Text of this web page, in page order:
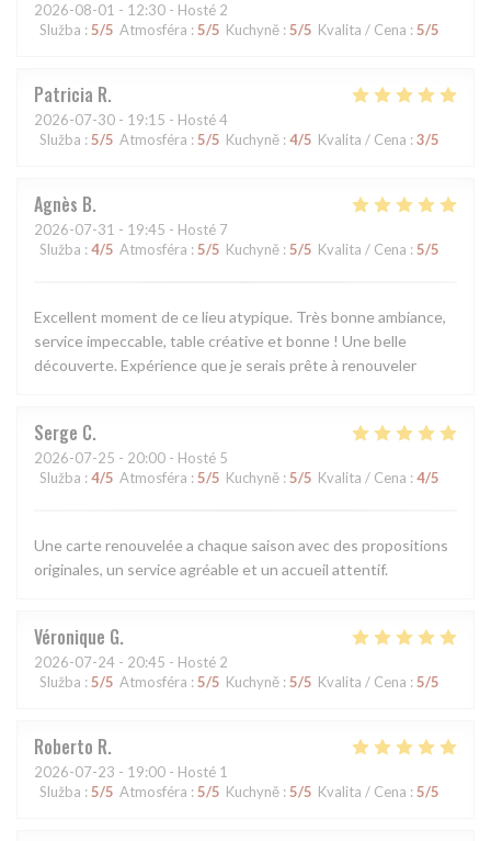
2026-08-01 - 12:30 - Hosté 2
Služba : 5/5 Atmosféra : 5/5 Kuchyně : 5/5 Kvalita / Cena : 5/5
Patricia R
2026-07-30 - 19:15 - Hosté 4
Služba : 5/5 Atmosféra : 5/5 Kuchyně : 4/5 Kvalita / Cena : 3/5
Agnès B
2026-07-31 - 19:45 - Hosté 7
Služba : 4/5 Atmosféra : 5/5 Kuchyně : 5/5 Kvalita / Cena : 5/5
Excellent moment de ce lieu atypique. Très bonne ambiance,
service impeccable, table créative et bonne ! Une belle
découverte. Expérience que je serais prête à renouveler
Serge C
2026-07-25 - 20:00 - Hosté 5
Služba : 4/5 Atmosféra : 5/5 Kuchyně : 5/5 Kvalita / Cena : 4/5
Une carte renouvelée a chaque saison avec des propositions
originales, un service agréable et un accueil attentif.
Véronique G
2026-07-24 - 20:45 - Hosté 2
Služba : 5/5 Atmosféra : 5/5 Kuchyně : 5/5 Kvalita / Cena : 5/5
Roberto R
2026-07-23 - 19:00 - Hosté 1
Služba : 5/5 Atmosféra : 5/5 Kuchyně : 5/5 Kvalita / Cena : 5/5